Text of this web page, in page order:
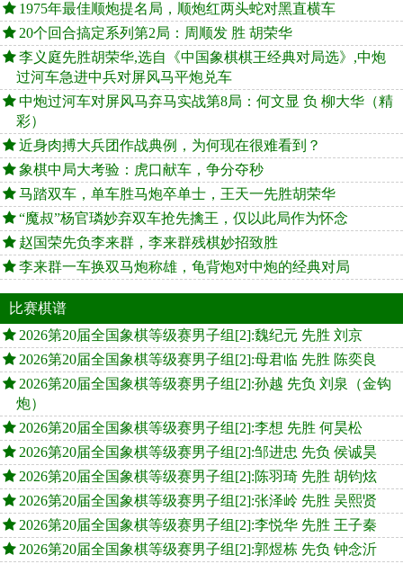
1975年最佳顺炮提名局，顺炮红两头蛇对黑直横车
20个回合搞定系列第2局：周顺发 胜 胡荣华
李义庭先胜胡荣华,选自《中国象棋棋王经典对局选》,中炮
过河车急进中兵对屏风马平炮兑车
中炮过河车对屏风马弃马实战第8局：何文显 负 柳大华（精
彩）
近身肉搏大兵团作战典例，为何现在很难看到？
象棋中局大考验：虎口献车，争分夺秒
马踏双车，单车胜马炮卒单士，王天一先胜胡荣华
“魔叔”杨官璘妙弃双车抢先擒王，仅以此局作为怀念
赵国荣先负李来群，李来群残棋妙招致胜
李来群一车换双马炮称雄，龟背炮对中炮的经典对局
比赛棋谱
2026第20届全国象棋等级赛男子组[2]:魏纪元 先胜 刘京
2026第20届全国象棋等级赛男子组[2]:母君临 先胜 陈奕良
2026第20届全国象棋等级赛男子组[2]:孙越 先负 刘泉（金钩
炮）
2026第20届全国象棋等级赛男子组[2]:李想 先胜 何昊松
2026第20届全国象棋等级赛男子组[2]:邹进忠 先负 侯诚昊
2026第20届全国象棋等级赛男子组[2]:陈羽琦 先胜 胡钧炫
2026第20届全国象棋等级赛男子组[2]:张泽岭 先胜 吴熙贤
2026第20届全国象棋等级赛男子组[2]:李悦华 先胜 王子秦
2026第20届全国象棋等级赛男子组[2]:郭煜栋 先负 钟念沂